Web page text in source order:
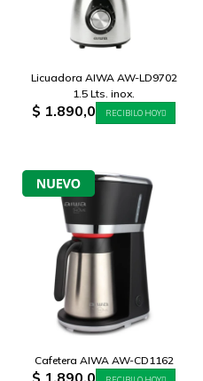
Licuadora AIWA AW-LD9702
1.5 Lts. inox.
$ 1.890,0 RECIBILO HOY
Cafetera AIWA AW-CD1162
$ 1.890,0